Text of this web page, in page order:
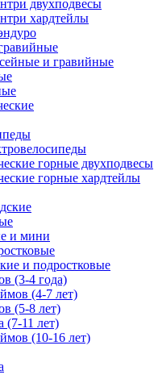
двухподвесы
хардтейлы
и гравийные
горные двухподвесы
горные хардтейлы
и мини
и подростковые
(3-4 года)
(4-7 лет)
(5-8 лет)
(7-11 лет)
(10-16 лет)